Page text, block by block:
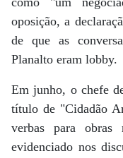
oposição, a
de que as
Planalto eram lobby.
Em junho, o chefe
título de "Cidadão
verbas para obras
evidenciado nos